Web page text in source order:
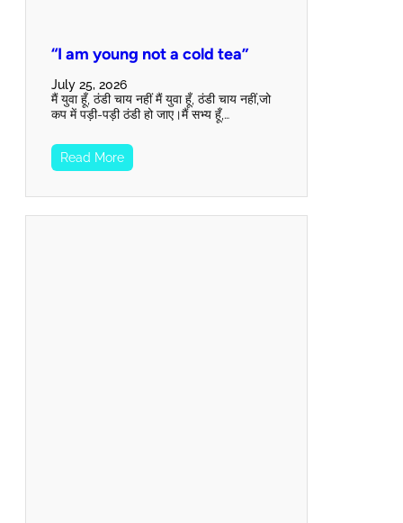
“I am young not a cold tea”
July 25, 2026
मैं युवा हूँ, ठंडी चाय नहीं मैं युवा हूँ, ठंडी चाय नहीं,जो
कप में पड़ी-पड़ी ठंडी हो जाए।मैं सभ्य हूँ,…
Read More